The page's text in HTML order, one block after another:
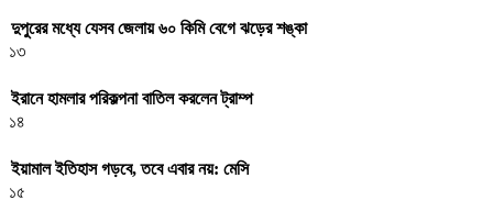
দুপুরের মধ্যে যেসব জেলায় ৬০ কিমি বেগে ঝড়ের শঙ্কা
১৩
ইরানে হামলার পরিকল্পনা বাতিল করলেন ট্রাম্প
১৪
ইয়ামাল ইতিহাস গড়বে, তবে এবার নয়: মেসি
১৫